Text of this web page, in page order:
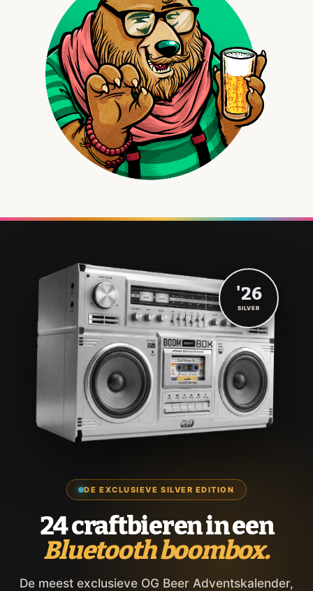
DE EXCLUSIEVE SILVER EDITION
24 craftbieren in een
Bluetooth boombox.
De meest exclusieve OG Beer Adventskalender,
'26
SILVER